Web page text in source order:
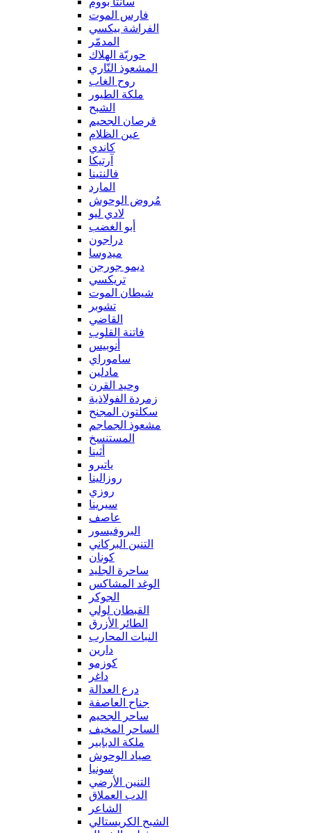
فارس الموت
الفراشة بيكسي
المدمّر
حوريّة الهلاك
المشعوذ النّاري
روح الغاب
ملكة الطيور
الشبح
قرصان الجحيم
عين الظلام
كاندي
آرتيكا
فالنتينا
المارد
مُروض الوحوش
لادي ليو
أبو الغضب
دراجون
ميدوسا
ديمو جورجن
تريكسي
شيطان الموت
تشوبر
القاضي
فاتنة القلوب
أنوبيس
ساموراي
مادلين
وحيد القرن
زمردة الفولاذية
سكلتون المجنح
مشعوذ الجماجم
المستنسخ
أثينا
ياتيرو
روزالينا
روزي
سيرينا
عاصف
البروفيسور
التنين البركاني
كونان
ساحرة الجليد
الوغد المشاكس
الجوكر
القبطان لولي
الطائر الأزرق
النبات المحارب
دارين
كوزمو
داغر
درع العدالة
جناح العاصفة
ساحر الجحيم
الساحر المخيف
ملكة الدبابير
صياد الوحوش
سونيا
التنين الأرضي
الدب العملاق
الشاعر
الشبح الكريستالي